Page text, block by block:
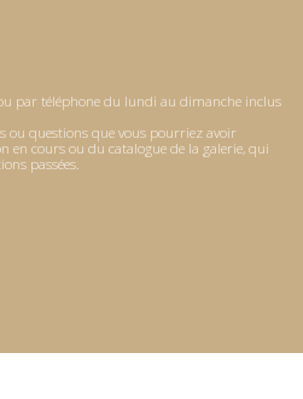
par téléphone du lundi au dimanche inclus
ou questions que vous pourriez avoir
en cours ou du catalogue de la galerie, qui
passées.